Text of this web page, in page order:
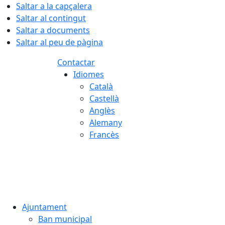
Saltar a la capçalera
Saltar al contingut
Saltar a documents
Saltar al peu de pàgina
Contactar
Idiomes
Català
Castellà
Anglès
Alemany
Francès
Ajuntament
Ban municipal